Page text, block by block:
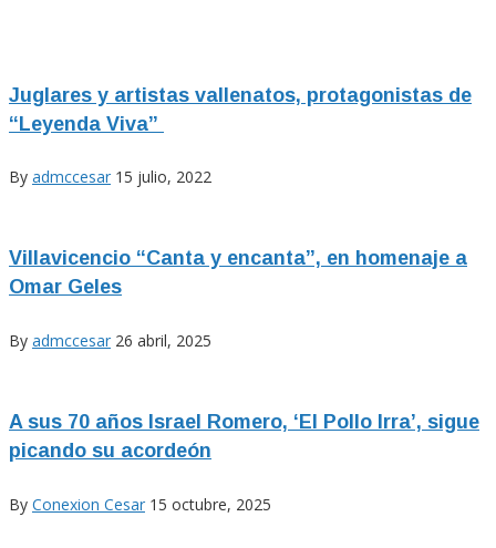
Juglares y artistas vallenatos, protagonistas de
“Leyenda Viva”
By admccesar 15 julio, 2022
Villavicencio “Canta y encanta”, en homenaje a
Omar Geles
By admccesar 26 abril, 2025
A sus 70 años Israel Romero, ‘El Pollo Irra’, sigue
picando su acordeón
By Conexion Cesar 15 octubre, 2025